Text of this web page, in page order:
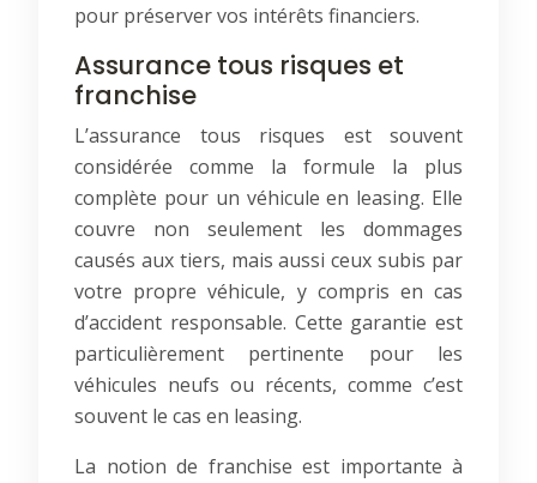
pour préserver vos intérêts financiers.
Assurance tous risques et
franchise
L’assurance tous risques est souvent
considérée comme la formule la plus
complète pour un véhicule en leasing. Elle
couvre non seulement les dommages
causés aux tiers, mais aussi ceux subis par
votre propre véhicule, y compris en cas
d’accident responsable. Cette garantie est
particulièrement pertinente pour les
véhicules neufs ou récents, comme c’est
souvent le cas en leasing.
La notion de franchise est importante à